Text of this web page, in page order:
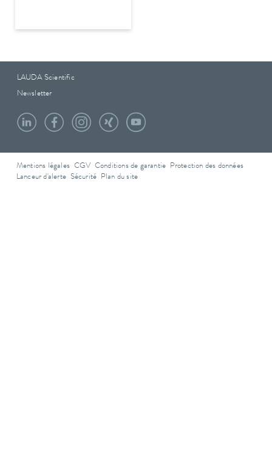
LAUDA Scientific
Newsletter
Mentions légales CGV Conditions de garantie
Protection des données
Lanceur d'alerte Sécurité Plan du site